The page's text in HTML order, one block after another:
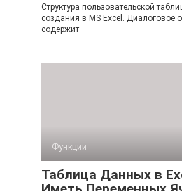
Структура пользовательской
создания в MS Excel. Диалоговое
содержит
Функции
Таблица Данных в